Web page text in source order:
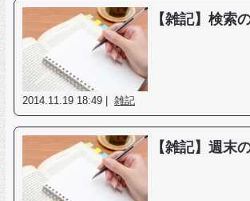
【雑記】検索
2014.11.19 18:49 | 雑記
【雑記】週末